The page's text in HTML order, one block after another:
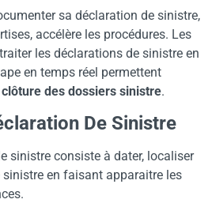
sa déclaration de sinistre,
accélère les procédures. Les
les déclarations de sinistre en
en temps réel permettent
clôture des dossiers sinistre.
De Sinistre
sinistre consiste à dater, localiser
en faisant apparaitre les